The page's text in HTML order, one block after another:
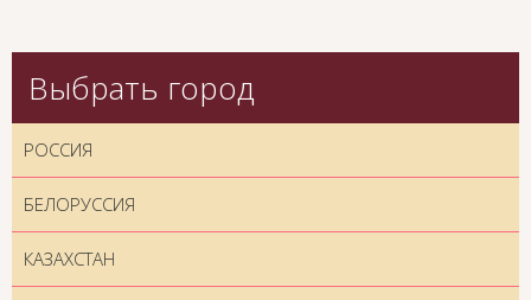
Выбрать город
РОССИЯ
БЕЛОРУССИЯ
КАЗАХСТАН